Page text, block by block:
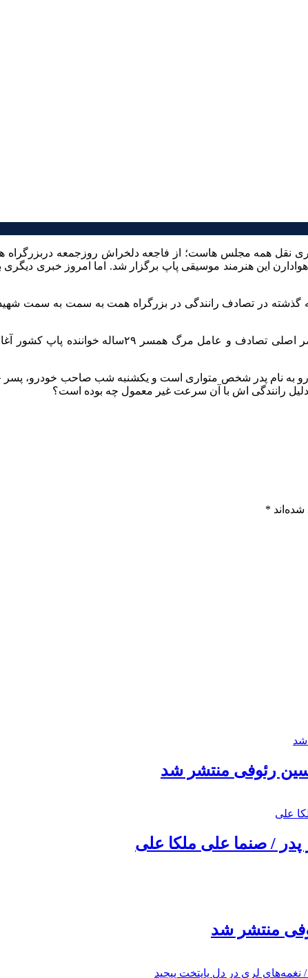
نقل همه مجلس هاست؛ از فاجعه دلخراش روزجمعه
این هنرمند موسیقی پاپ برگزار شد. اما امروز خبری
گذشته در تصادف رانندگی در بزرگراه همت به سمت به سمت شهید
از همان دقایق اولیه رخ دادن حادثه، بررسی پلیس
به نام پدر شخص متواری است و یکشنبه شب صاحب خودرو، پسر
دلیل رانندگی اش با آن سرعت غیر معمول چه بوده است؟
*
رئوفی منتشر شد
پدر / صنما علی ملکا علی
منتشر شد